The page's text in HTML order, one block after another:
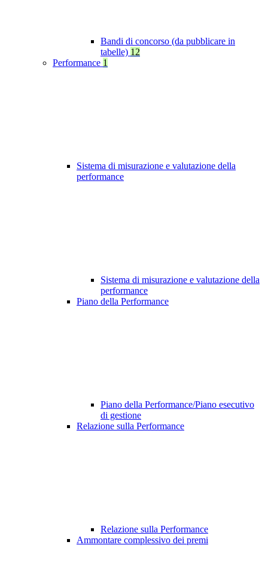
Bandi di concorso (da pubblicare in
tabelle) 12
Performance 1
Sistema di misurazione e valutazione della
performance
Sistema di misurazione e valutazione della
performance
Piano della Performance
Piano della Performance/Piano esecutivo
di gestione
Relazione sulla Performance
Relazione sulla Performance
Ammontare complessivo dei premi